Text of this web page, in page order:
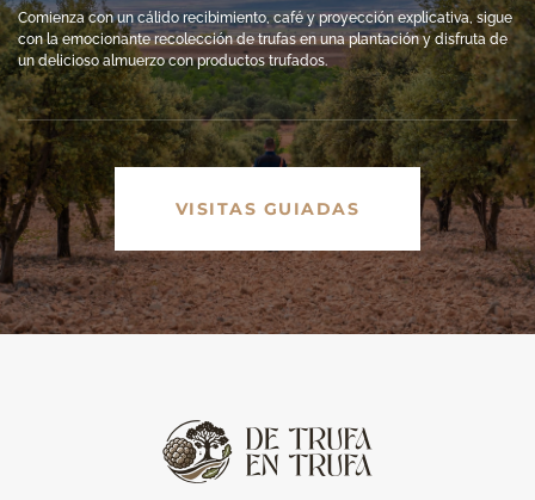
Comienza con un cálido recibimiento, café y proyección explicativa, sigue
con la emocionante recolección de trufas en una plantación y disfruta de
un delicioso almuerzo con productos trufados.
VISITAS GUIADAS